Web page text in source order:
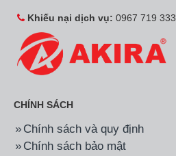
Khiếu nại dịch vụ: 0967 719 333
CHÍNH SÁCH
Chính sách và quy định
Chính sách bảo mật